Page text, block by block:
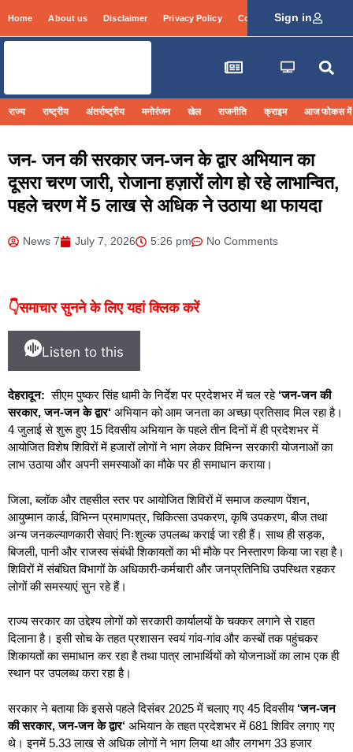
Home About us Disclaimer Privacy Policy Contact Info Login
Sign in
राज्य राष्ट्रीय अंतर्राष्ट्रीय मनोरंजन खेल राजनीति क्राइम आज फोकस में
जन- जन की सरकार जन-जन के द्वार अभियान का
दूसरा चरण जारी, रोजाना हज़ारों लोग हो रहे लाभान्वित,
पहले चरण में 5 लाख से अधिक ने उठाया था फायदा
News 7 July 7, 2026 5:26 pm No Comments
👇समाचार सुनने के लिए यहां क्लिक करें
Listen to this
देहरादून: सीएम पुष्कर सिंह धामी के निर्देश पर प्रदेशभर में चल रहे ‘जन-जन की
सरकार,जन-जन के द्वार‘ अभियान को आम जनता का अच्छा प्रतिसाद मिल रहा है।
4 जुलाई से शुरू हुए 15 दिवसीय अभियान के पहले तीन दिनों में ही प्रदेशभर में
आयोजित विशेष शिविरों में हजारों लोगों ने भाग लेकर विभिन्न सरकारी योजनाओं का
लाभ उठाया और अपनी समस्याओं का मौके पर ही समाधान कराया।
जिला, ब्लॉक और तहसील स्तर पर आयोजित शिविरों में समाज कल्याण पेंशन,
आयुष्मान कार्ड, विभिन्न प्रमाणपत्र, चिकित्सा उपकरण, कृषि उपकरण, बीज तथा
अन्य जनकल्याणकारी सेवाएं निःशुल्क उपलब्ध कराई जा रही हैं। साथ ही सड़क,
बिजली, पानी और राजस्व संबंधी शिकायतों का भी मौके पर निस्तारण किया जा रहा है।
शिविरों में संबंधित विभागों के अधिकारी-कर्मचारी और जनप्रतिनिधि उपस्थित रहकर
लोगों की समस्याएं सुन रहे हैं।
राज्य सरकार का उद्देश्य लोगों को सरकारी कार्यालयों के चक्कर लगाने से राहत
दिलाना है। इसी सोच के तहत प्रशासन स्वयं गांव-गांव और कस्बों तक पहुंचकर
शिकायतों का समाधान कर रहा है तथा पात्र लाभार्थियों को योजनाओं का लाभ एक ही
स्थान पर उपलब्ध करा रहा है।
सरकार ने बताया कि इससे पहले दिसंबर 2025 में चलाए गए 45 दिवसीय ‘जन-जन
की सरकार,जन-जन के द्वार‘ अभियान के तहत प्रदेशभर में 681 शिविर लगाए गए
थे। इनमें 5.33 लाख से अधिक लोगों ने भाग लिया था और लगभग 33 हजार